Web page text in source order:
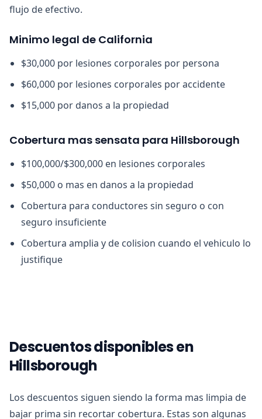
flujo de efectivo.
Minimo legal de California
$30,000 por lesiones corporales por persona
$60,000 por lesiones corporales por accidente
$15,000 por danos a la propiedad
Cobertura mas sensata para Hillsborough
$100,000/$300,000 en lesiones corporales
$50,000 o mas en danos a la propiedad
Cobertura para conductores sin seguro o con
seguro insuficiente
Cobertura amplia y de colision cuando el vehiculo lo
justifique
Descuentos disponibles en
Hillsborough
Los descuentos siguen siendo la forma mas limpia de
bajar prima sin recortar cobertura. Estas son algunas